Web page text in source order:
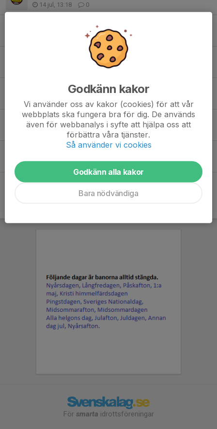
14 jul, 13:18 0
0
Till samtliga medlemmar på MK Jämke
Funktionärer till tävlingen på MK Jämke
Arbetsdagar inför DM tävling
15 jun, 11:09
2 maj, 19:48 0
För smarta idrottsföreningar
Godkänn kakor
Vi använder oss av kakor (cookies) för att vår
webbplats ska fungera bra för dig. De används
även för webbanalys i syfte att hjälpa oss att
förbättra våra tjänster.
Så använder vi cookies
Godkänn alla kakor
Bara nödvändiga